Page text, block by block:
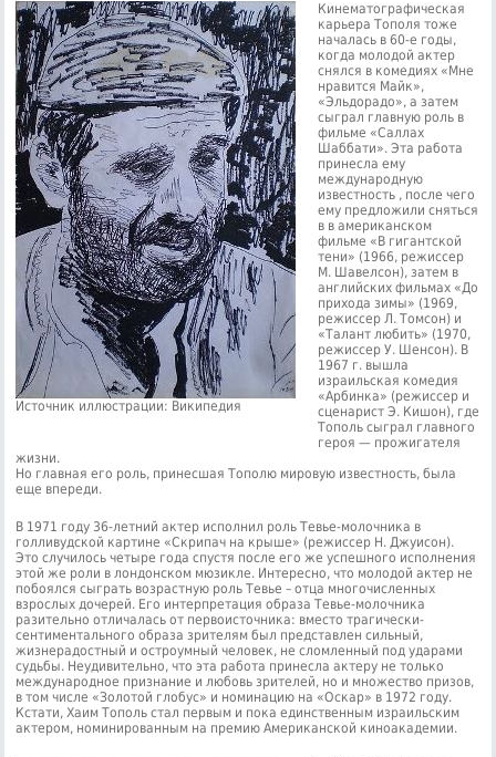
Источник иллюстрации: Википедия
Кинематографическая
карьера Тополя тоже
началась в 60-е годы,
когда молодой актер
снялся в комедиях «Мне
нравится Майк»,
«Эльдорадо», а затем
сыграл главную роль в
фильме «Саллах
Шаббати». Эта работа
принесла ему
международную
известность , после чего
ему предложили сняться
в в американском
фильме «В гигантской
тени» (1966, режиссер
М. Шавелсон), затем в
английских фильмах «До
прихода зимы» (1969,
режиссер Л. Томсон) и
«Талант любить» (1970,
режиссер У. Шенсон). В
1967 г. вышла
израильская комедия
«Арбинка» (режиссер и
сценарист Э. Кишон), где
Тополь сыграл главного
героя — прожигателя
жизни.
Но главная его роль, принесшая Тополю мировую известность, была
еще впереди.
В 1971 году 36-летний актер исполнил роль Тевье-молочника в
голливудской картине «Скрипач на крыше» (режиссер Н. Джуисон).
Это случилось четыре года спустя после его же успешного исполнения
этой же роли в лондонском мюзикле. Интересно, что молодой актер не
побоялся сыграть возрастную роль Тевье – отца многочисленных
взрослых дочерей. Его интерпретация образа Тевье-молочника
разительно отличалась от первоисточника: вместо трагически-
сентиментального образа зрителям был представлен сильный,
жизнерадостный и остроумный человек, не сломленный под ударами
судьбы. Неудивительно, что эта работа принесла актеру не только
международное признание и любовь зрителей, но и множество призов,
в том числе «Золотой глобус» и номинацию на «Оскар» в 1972 году.
Кстати, Хаим Тополь стал первым и пока единственным израильским
актером, номинированным на премию Американской киноакадемии.